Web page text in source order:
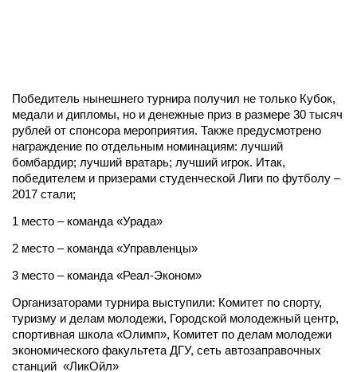
Победитель нынешнего турнира получил не только Кубок,
медали и дипломы, но и денежные приз в размере 30 тысяч
рублей от спонсора мероприятия. Также предусмотрено
награждение по отдельным номинациям: лучший
бомбардир; лучший вратарь; лучший игрок. Итак,
победителем и призерами студенческой Лиги по футболу –
2017 стали;
1 место – команда «Урада»
2 место – команда «Управленцы»
3 место – команда «Реал-Эконом»
Организаторами турнира выступили: Комитет по спорту,
туризму и делам молодежи, Городской молодежный центр,
спортивная школа «Олимп», Комитет по делам молодежи
экономического факультета ДГУ, сеть автозаправочных
станций «ЛикОйл»